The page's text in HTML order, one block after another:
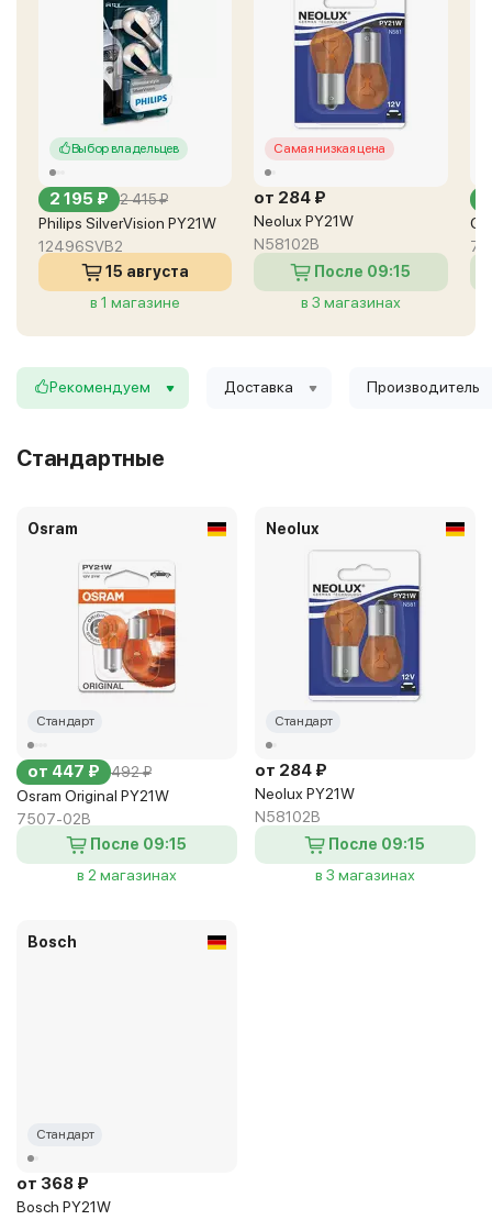
Выбор владельцев
2 195 ₽ 2 415 ₽
Philips SilverVision PY21W
12496SVB2
15 августа
в 1 магазине
Самая низкая цена
от 284 ₽
Neolux PY21W
N58102B
После 09:15
в 3 магазинах
Рекомендуем Доставка Производитель
Стандартные
Osram
Стандарт
от 447 ₽ 492 ₽
Osram Original PY21W
7507-02B
После 09:15
в 2 магазинах
Neolux
Стандарт
от 284 ₽
Neolux PY21W
N58102B
После 09:15
в 3 магазинах
Bosch
Стандарт
от 368 ₽
Bosch PY21W